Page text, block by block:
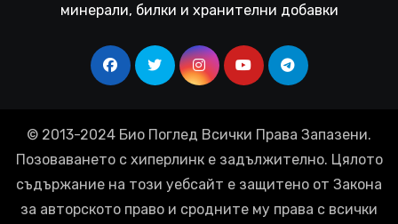
минерали, билки и хранителни добавки
© 2013-2024 Био Поглед Всички Права Запазени.
Позоваването с хиперлинк е задължително. Цялото
съдържание на този уебсайт е защитено от Закона
за авторското право и сродните му права с всички